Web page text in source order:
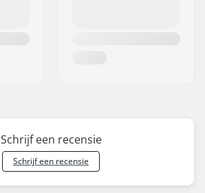
Schrijf een recensie
Schrijf een recensie